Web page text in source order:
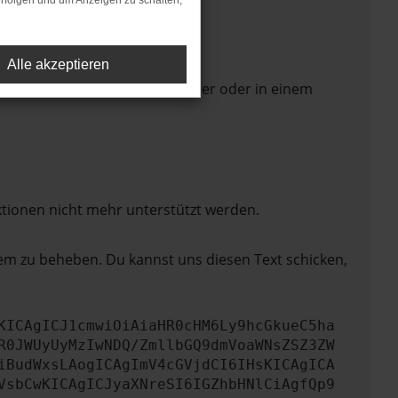
in einem anderen Browser oder in einem
nicht mehr unterstützt werden.
zu beheben. Du kannst uns diesen Text schicken,
ZmllbGQ9dmVoaWNsZSZ3ZW
Alle akzeptieren